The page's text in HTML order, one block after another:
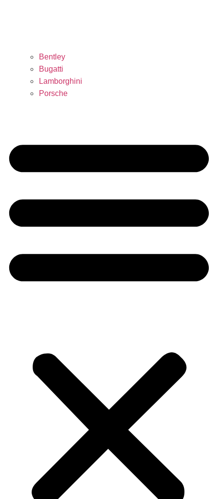
Bentley
Bugatti
Lamborghini
Porsche